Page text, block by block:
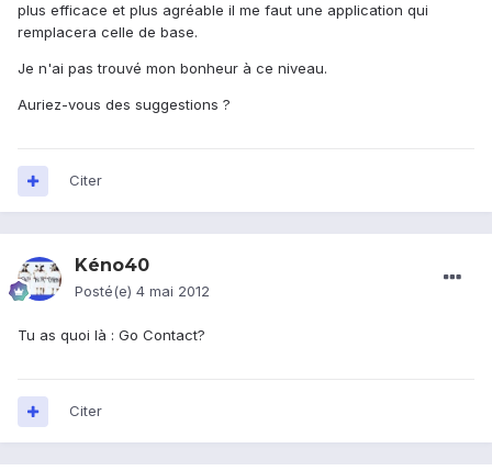
plus efficace et plus agréable il me faut une application qui
remplacera celle de base.
Je n'ai pas trouvé mon bonheur à ce niveau.
Auriez-vous des suggestions ?
Citer
Kéno40
Posté(e) 4 mai 2012
Tu as quoi là : Go Contact?
Citer